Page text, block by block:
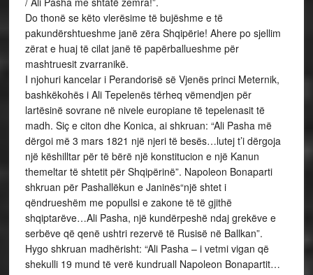
Do thonë se këto vlerësime të bujëshme e të
pakundërshtueshme janë zëra Shqipërie! Ahere po sjellim
zërat e huaj të cilat janë të papërballueshme për
mashtruesit zvarranikë.
I njohuri kancelar i Perandorisë së Vjenës princi Meternik,
bashkëkohës i Ali Tepelenës tërheq vëmendjen për
lartësinë sovrane në nivele europiane të tepelenasit të
madh. Siç e citon dhe Konica, ai shkruan: “Ali Pasha më
dërgoi më 3 mars 1821 një njeri të besës…lutej t’i dërgoja
një këshilltar për të bërë një konstitucion e një Kanun
themeltar të shtetit për Shqipërinë”. Napoleon Bonaparti
shkruan për Pashallëkun e Janinës“një shtet i
qëndrueshëm me popullsi e zakone të të gjithë
shqiptarëve…Ali Pasha, një kundërpeshë ndaj grekëve e
serbëve që qenë ushtri rezervë të Rusisë në Ballkan”.
Hygo shkruan madhërisht: “Ali Pasha – i vetmi vigan që
shekulli 19 mund të verë kundruall Napoleon Bonapartit…